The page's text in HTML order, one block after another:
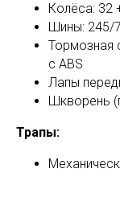
Колёса: 32
Шины: 245/
Тормозная
с ABS
Лапы
Шкворень
Трапы: